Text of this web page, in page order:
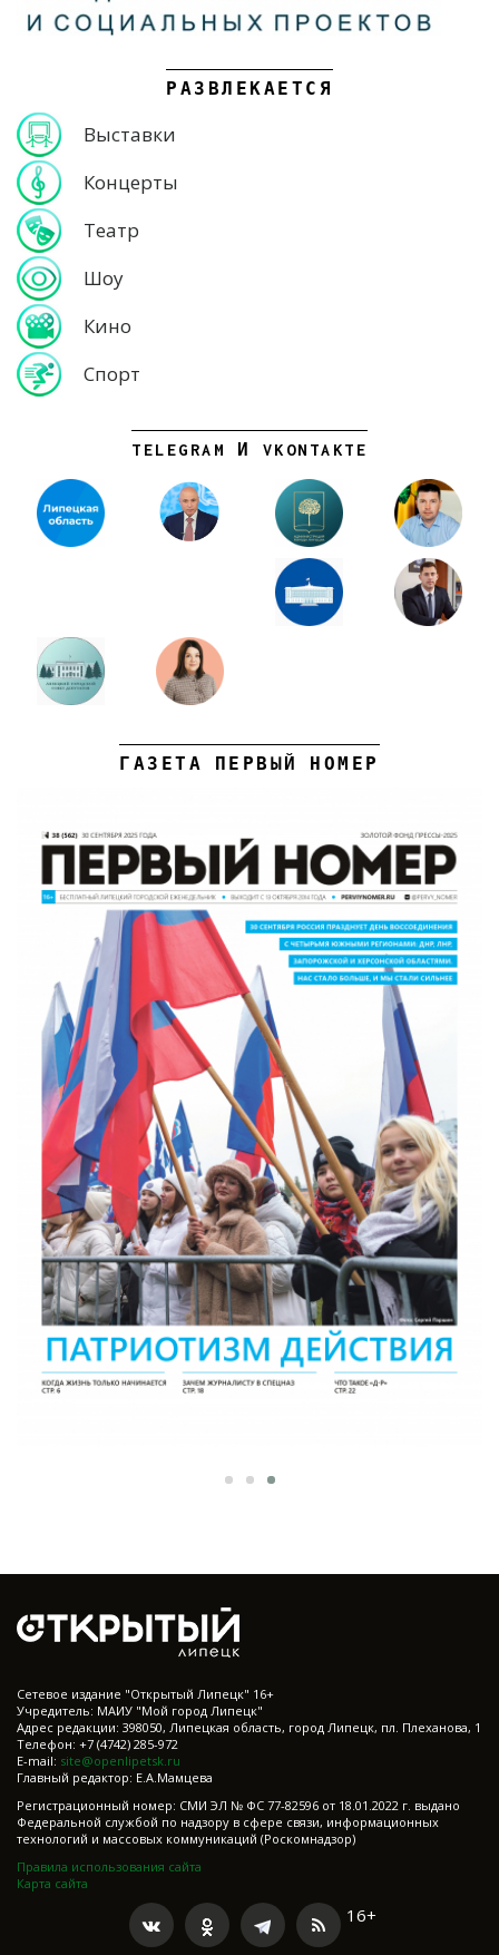
РАЗВЛЕКАЕТСЯ
Выставки
Концерты
Театр
Шоу
Кино
Спорт
TELEGRAM И VKONTAKTE
ГАЗЕТА ПЕРВЫЙ НОМЕР
Cетевое издание "Открытый Липецк" 16+
Учредитель: МАИУ "Мой город Липецк"
Адрес редакции: 398050, Липецкая область, город Липецк, пл. Плеханова, 1
Телефон: +7 (4742) 285-972
E-mail: site@openlipetsk.ru
Главный редактор: Е.А.Мамцева
Регистрационный номер: СМИ ЭЛ № ФС 77-82596 от 18.01.2022 г. выдано
Федеральной службой по надзору в сфере связи, информационных
технологий и массовых коммуникаций (Роскомнадзор)
Правила использования сайта
Карта сайта
16+